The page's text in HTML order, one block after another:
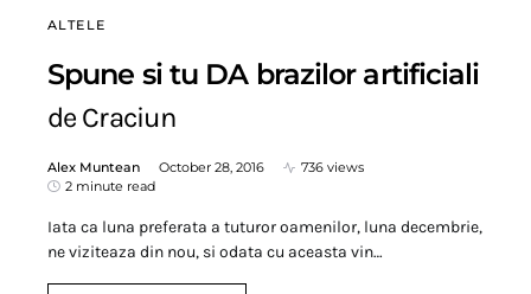
ALTELE
Spune si tu DA brazilor artificiali
de Craciun
Alex Muntean October 28, 2016
736 views
2 minute read
Iata ca luna preferata a tuturor oamenilor, luna decembrie,
ne viziteaza din nou, si odata cu aceasta vin…